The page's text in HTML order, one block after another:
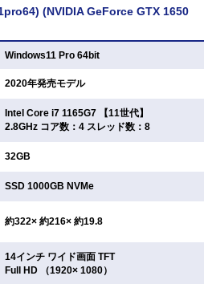
(NVIDIA GeForce GTX 1650
Windows11 Pro 64bit
2020年発売モデル
Intel Core i7 1165G7 【11世代】
2.8GHz コア数：4 スレッド数：8
32GB
SSD 1000GB NVMe
約322× 約216× 約19.8
14インチ ワイド画面 TFT
Full HD （1920× 1080）